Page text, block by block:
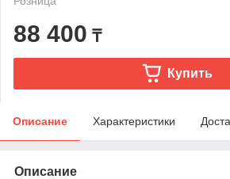
88 400 ₸
Купить
Описание Характеристики
Описание